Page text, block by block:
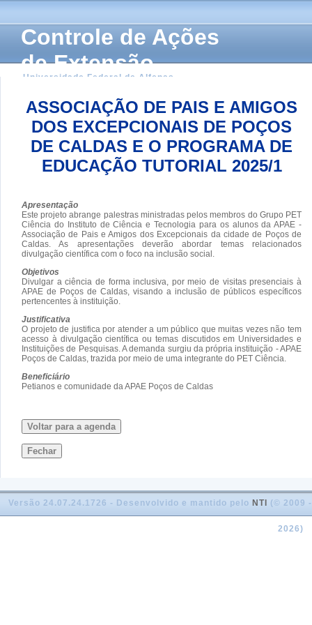
Controle de Ações
de Extensão
Universidade Federal de Alfenas
ASSOCIAÇÃO DE PAIS E AMIGOS
DOS EXCEPCIONAIS DE POÇOS
DE CALDAS E O PROGRAMA DE
EDUCAÇÃO TUTORIAL 2025/1
Apresentação
Este projeto abrange palestras ministradas pelos membros do Grupo PET
Ciência do Instituto de Ciência e Tecnologia para os alunos da APAE -
Associação de Pais e Amigos dos Excepcionais da cidade de Poços de
Caldas. As apresentações deverão abordar temas relacionados
divulgação científica com o foco na inclusão social.
Objetivos
Divulgar a ciência de forma inclusiva, por meio de visitas presenciais à
APAE de Poços de Caldas, visando a inclusão de públicos específicos
pertencentes à instituição.
Justificativa
O projeto de justifica por atender a um público que muitas vezes não tem
acesso à divulgação científica ou temas discutidos em Universidades e
Instituições de Pesquisas. A demanda surgiu da própria instituição - APAE
Poços de Caldas, trazida por meio de uma integrante do PET Ciência.
Beneficiário
Petianos e comunidade da APAE Poços de Caldas
Voltar para a agenda
Fechar
Versão 24.07.24.1726 - Desenvolvido e mantido pelo NTI (© 2009 -
2026)